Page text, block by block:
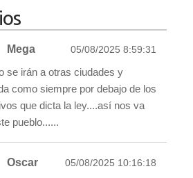
Mega 05/08/2025 8:59:31
se irán a otras ciudades y
como siempre por debajo de los
que dicta la ley....así nos va
pueblo......
Oscar 05/08/2025 10:16:18